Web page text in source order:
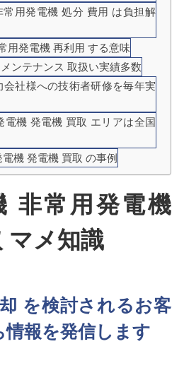
用発電機 処分 費用 は負担解
用発電機 再利用 する意味
ンテナンス 取扱い実績多数
会社様への技術者研修を毎年実
電機 発電機 買取 エリアは全国
機 発電機 買取 の事例
非常用発電機
マメ知識
を検討されるお客
報を発信します